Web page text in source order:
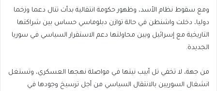
ومع سقوط نظام الأسد، وظهور حكومة انتقالية بدأت تنال دعما وزخما
دوليا، دخلت واشنطن في حالة توازن دبلوماسي حساس بين شراكتها
التاريخية مع إسرائيل وبين محاولتها دعم الاستقرار السياسي في سوريا
الجديدة.
من جهة، لا تخفي تل أبيب نيتها في مواصلة نهجها العسكري، وتستغل
انشغال السوريين بالانتقال السياسي من أجل ترسيخ وجودها في